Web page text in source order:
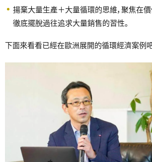
揚棄大量生產＋大量循環的思維，聚焦在價
徹底擺脫過往追求大量銷售的習性。
下面來看看已經在歐洲展開的循環經濟案例吧